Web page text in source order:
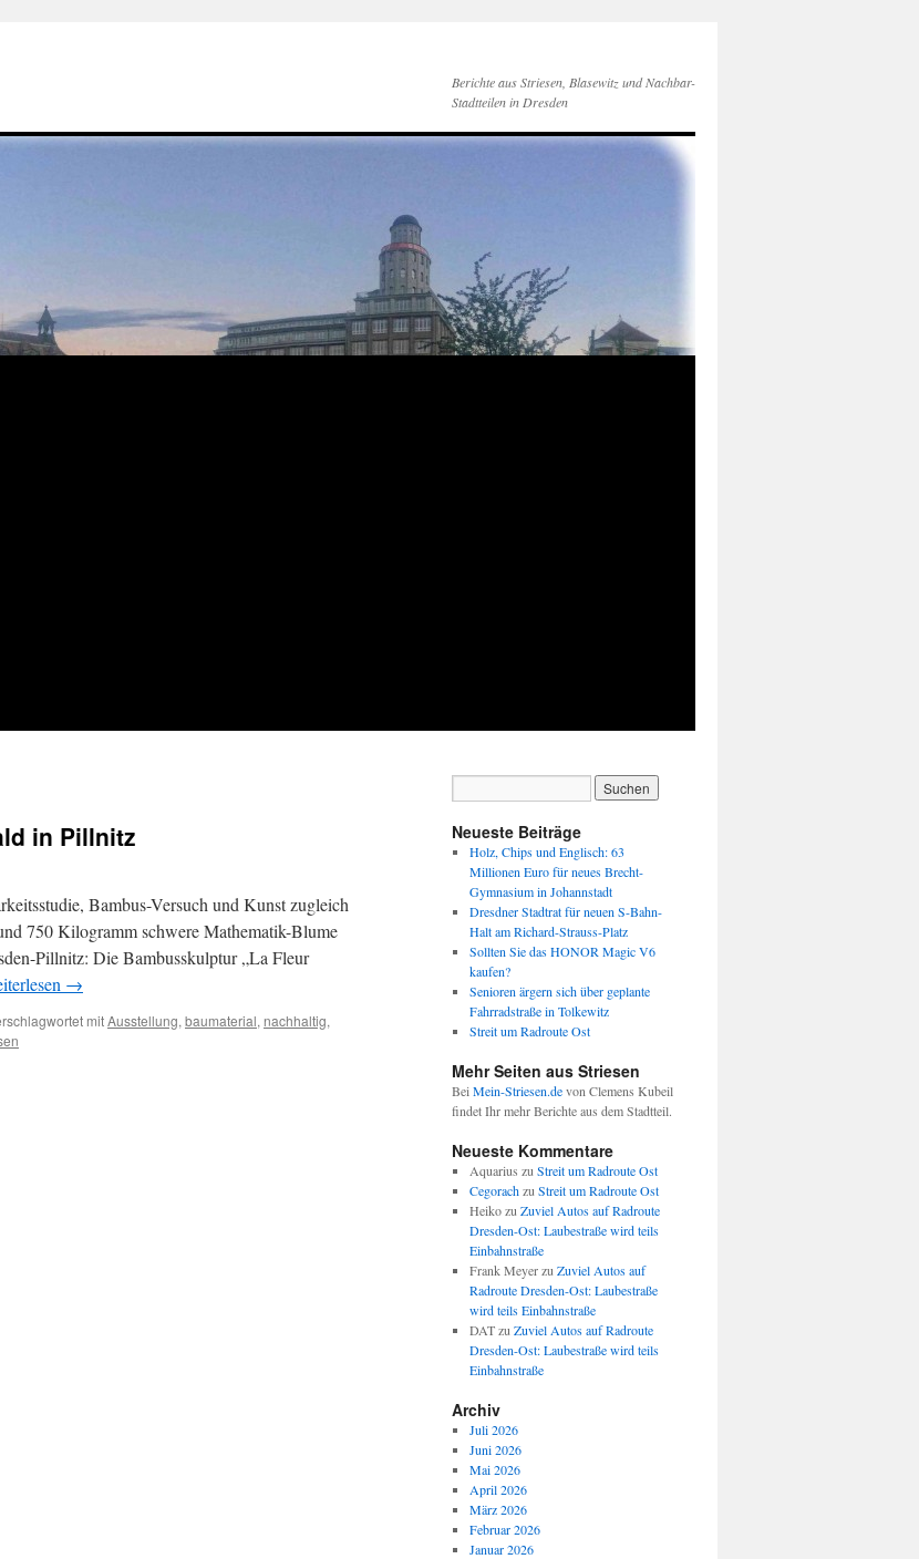
Berichte aus Striesen, Blasewitz und Nachbar-
Stadtteilen in Dresden
in Pillnitz
Bambus-Versuch und Kunst zugleich
750 Kilogramm schwere Mathematik-Blume
Pillnitz: Die Bambusskulptur „La Fleur
→
mitAusstellung, baumaterial, nachhaltig,
Neueste Beiträge
Holz, Chips und Englisch: 63
Millionen Euro für neues Brecht-
Gymnasium in Johannstadt
Dresdner Stadtrat für neuen S-Bahn-
Halt am Richard-Strauss-Platz
Sollten Sie das HONOR Magic V6
kaufen?
Senioren ärgern sich über geplante
Fahrradstraße in Tolkewitz
Streit um Radroute Ost
Mehr Seiten aus Striesen
Bei Mein-Striesen.devon Clemens Kubeil
findet Ihr mehr Berichte aus dem Stadtteil.
Neueste Kommentare
Aquarius zu Streit um Radroute Ost
Cegorachzu Streit um Radroute Ost
Heikozu Zuviel Autos auf Radroute
Dresden-Ost: Laubestraße wird teils
Einbahnstraße
Frank Meyerzu Zuviel Autos auf
Radroute Dresden-Ost: Laubestraße
wird teils Einbahnstraße
DATzu Zuviel Autos auf Radroute
Dresden-Ost: Laubestraße wird teils
Einbahnstraße
Archiv
Juli 2026
Juni 2026
Mai 2026
April 2026
März 2026
Februar 2026
Januar 2026